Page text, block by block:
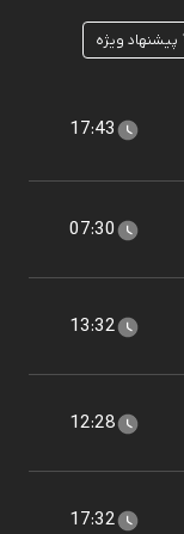
پیشنهاد ویژه
17:43
07:30
13:32
12:28
17:32